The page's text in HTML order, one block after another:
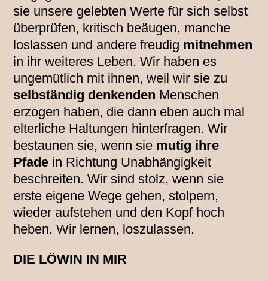
sie unsere gelebten Werte für sich selbst
überprüfen, kritisch beäugen, manche
loslassen und andere freudig mitnehmen
in ihr weiteres Leben. Wir haben es
ungemütlich mit ihnen, weil wir sie zu
selbständig denkenden Menschen
erzogen haben, die dann eben auch mal
elterliche Haltungen hinterfragen. Wir
bestaunen sie, wenn sie mutig ihre
Pfade in Richtung Unabhängigkeit
beschreiten. Wir sind stolz, wenn sie
erste eigene Wege gehen, stolpern,
wieder aufstehen und den Kopf hoch
heben. Wir lernen, loszulassen.
DIE LÖWIN IN MIR